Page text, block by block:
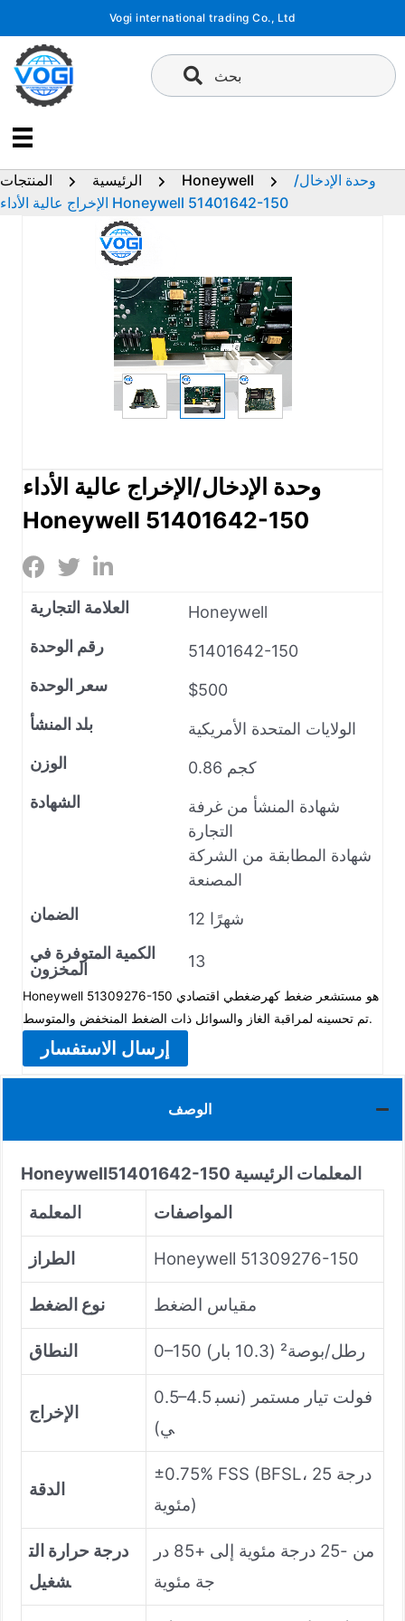
المحتوى
Vogi international trading Co., Ltd
بحث
الرئيسية المنتجات Honeywell
وحدة الإدخال/
الإخراج عالية الأداء Honeywell 51401642-150
وحدة الإدخال/الإخراج عالية الأداء
Honeywell 51401642-150
العلامة التجارية
Honeywell
رقم الوحدة
51401642-150
سعر الوحدة
$500
بلد المنشأ
الولايات المتحدة الأمريكية
الوزن
0.86 كجم
الشهادة
شهادة المنشأ من غرفة
التجارة
شهادة المطابقة من الشركة
المصنعة
الضمان
12 شهرًا
الكمية المتوفرة في
المخزون
13
Honeywell 51309276-150 هو مستشعر ضغط كهرضغطي اقتصادي
تم تحسينه لمراقبة الغاز والسوائل ذات الضغط المنخفض والمتوسط.
إرسال الاستفسار
الوصف
Honeywell51401642-150 المعلمات الرئيسية
المعلمة
المواصفات
الطراز Honeywell 51309276-150
نوع الضغط مقياس الضغط
النطاق 0–150 رطل/بوصة² (10.3 بار)
الإخراج
0.5–4.5 فولت تيار مستمر (نسب
ي)
الدقة
±0.75% FSS (BFSL، 25 درجة
مئوية)
درجة حرارة الت
شغيل
من -25 درجة مئوية إلى +85 در
جة مئوية